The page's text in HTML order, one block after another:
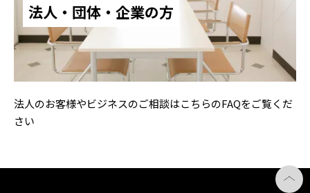
法人・団体・企業の方
法人のお客様やビジネスのご相談はこちらのFAQをご覧くだ
さい